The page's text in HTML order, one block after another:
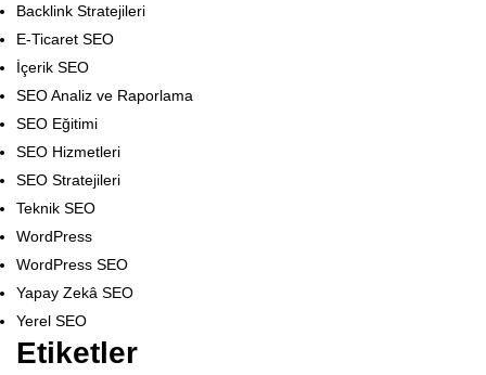
Backlink Stratejileri
E-Ticaret SEO
İçerik SEO
SEO Analiz ve Raporlama
SEO Eğitimi
SEO Hizmetleri
SEO Stratejileri
Teknik SEO
WordPress
WordPress SEO
Yapay Zekâ SEO
Yerel SEO
Etiketler